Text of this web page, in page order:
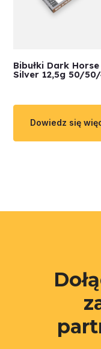
Bibułki Dark
Silver 12,5g 50/
Dowiedz się